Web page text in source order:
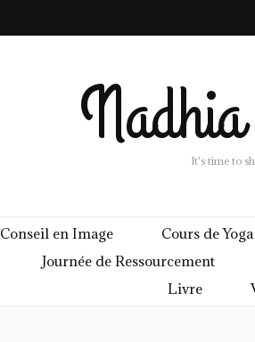
It's time to
Conseil en Image Cours de Yoga
Journée de Ressourcement
Livre